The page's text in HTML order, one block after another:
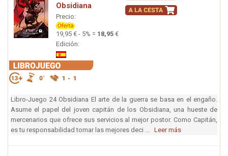
Obsidiana
Precio:
19,95 € - 5% = 18,95 €
Edición:
Libro-Juego 24 Obsidiana El arte de la guerra se basa en el engaño.
Asume el papel del joven capitán de los Obsidiana, una hueste de
mercenarios que ofrece sus servicios al mejor postor. Como Capitán,
es tu responsabilidad tomar las mejores deci ... Leer más